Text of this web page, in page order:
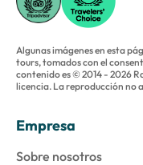
Algunas imágenes en esta
tours, tomados con el
contenido es © 2014 - 2026
licencia. La reproducción no
Empresa
Sobre nosotros